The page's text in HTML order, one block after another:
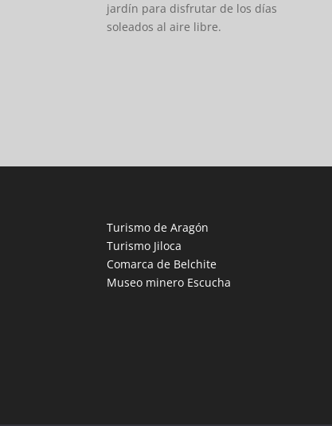
jardín para disfrutar de los días
soleados al aire libre.
Turismo de Aragón
Turismo Jiloca
Comarca de Belchite
Museo minero Escucha